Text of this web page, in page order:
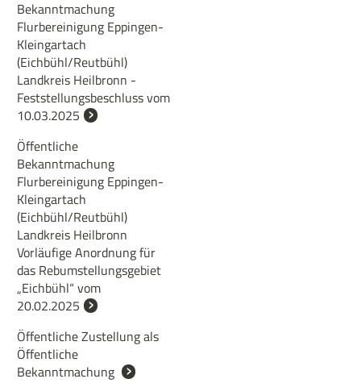
Bekanntmachung
Flurbereinigung Eppingen-
Kleingartach
(Eichbühl/Reutbühl)
Landkreis Heilbronn -
Feststellungsbeschluss vom
10.03.2025
Öffentliche
Bekanntmachung
Flurbereinigung Eppingen-
Kleingartach
(Eichbühl/Reutbühl)
Landkreis Heilbronn
Vorläufige Anordnung für
das Rebumstellungsgebiet
„Eichbühl“ vom
20.02.2025
Öffentliche Zustellung als
Öffentliche
Bekanntmachung